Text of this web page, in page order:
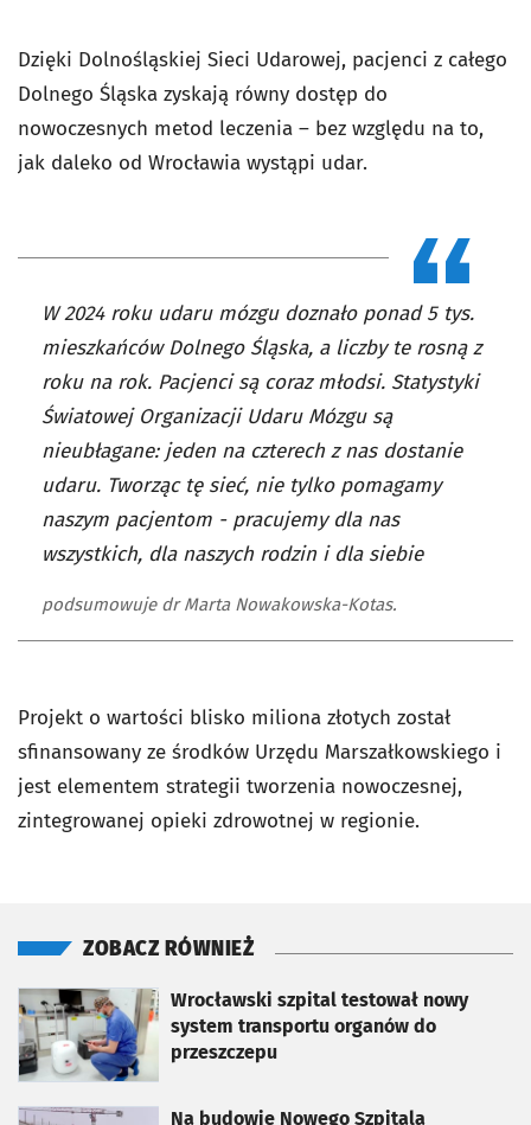
Dzięki Dolnośląskiej Sieci Udarowej, pacjenci z całego
Dolnego Śląska zyskają równy dostęp do
nowoczesnych metod leczenia – bez względu na to,
jak daleko od Wrocławia wystąpi udar.
W 2024 roku udaru mózgu doznało ponad 5 tys.
mieszkańców Dolnego Śląska, a liczby te rosną z
roku na rok. Pacjenci są coraz młodsi. Statystyki
Światowej Organizacji Udaru Mózgu są
nieubłagane: jeden na czterech z nas dostanie
udaru. Tworząc tę sieć, nie tylko pomagamy
naszym pacjentom - pracujemy dla nas
wszystkich, dla naszych rodzin i dla siebie
podsumowuje dr Marta Nowakowska-Kotas.
Projekt o wartości blisko miliona złotych został
sfinansowany ze środków Urzędu Marszałkowskiego i
jest elementem strategii tworzenia nowoczesnej,
zintegrowanej opieki zdrowotnej w regionie.
ZOBACZ RÓWNIEŻ
Wrocławski szpital testował nowy
system transportu organów do
przeszczepu
otworzy się w nowej karcie
Na budowie Nowego Szpitala
otworzy się w nowej karcie